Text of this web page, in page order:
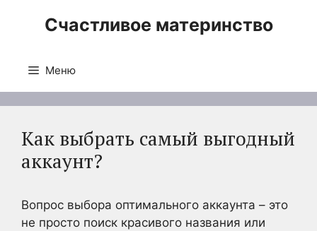
Счастливое материнство
Меню
Как выбрать самый выгодный
аккаунт?
Вопрос выбора оптимального аккаунта – это
не просто поиск красивого названия или